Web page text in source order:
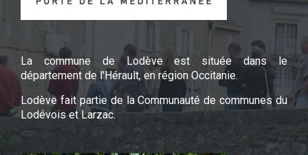
La commune de Lodève est située dans le
département de l'Hérault, en région Occitanie.
Lodève fait partie de la Communauté de communes du
Lodévois et Larzac.